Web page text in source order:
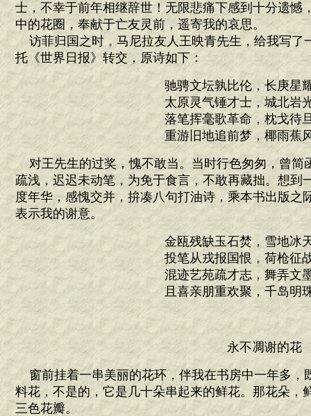
士，不幸于前年相继辞世！无限悲痛下感到十分遗憾
中的花圈，奉献于亡友灵前，遥寄我的哀思。
访菲归国之时，马尼拉友人王映青先生，给我写了
托《世界日报》转交，原诗如下：
驰骋文坛孰比伦，长庚星
太原灵气锤才士，城北岩
落笔挥毫歌革命，枕戈待
重游旧地追前梦，椰雨蕉
对王先生的过奖，愧不敢当。当时行色匆匆，曾简
疏浅，迟迟未动笔，为免于食言，不敢再藏拙。想到
度年华，感愧交并，拚凑八句打油诗，乘本书出版之
表示我的谢意。
金瓯残缺玉石焚，雪地冰
投笔从戎报国恨，荷枪征
混迹艺苑疏才志，舞弄文
且喜亲朋重欢聚，千岛明
永不凋谢的花
窗前挂着一串美丽的花环，伴我在书房中一年多，
料花，不是的，它是几十朵串起来的鲜花。那花朵，
三色花瓣。